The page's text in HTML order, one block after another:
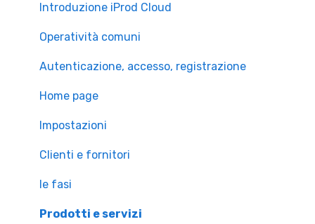
Licenza
Introduzione iProd Cloud
Operatività comuni
Autenticazione, accesso, registrazione
Home page
Impostazioni
Clienti e fornitori
le fasi
Prodotti e servizi